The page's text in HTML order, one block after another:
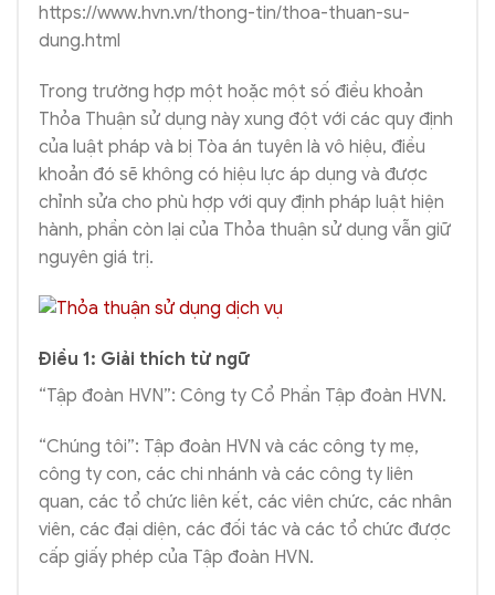
https://www.hvn.vn/thong-tin/thoa-thuan-su-
dung.html
Trong trường hợp một hoặc một số điều khoản
Thỏa Thuận sử dụng này xung đột với các quy định
của luật pháp và bị Tòa án tuyên là vô hiệu, điều
khoản đó sẽ không có hiệu lực áp dụng và được
chỉnh sửa cho phù hợp với quy định pháp luật hiện
hành, phần còn lại của Thỏa thuận sử dụng vẫn giữ
nguyên giá trị.
Điều 1: Giải thích từ ngữ
“Tập đoàn HVN”: Công ty Cổ Phần Tập đoàn HVN.
“Chúng tôi”: Tập đoàn HVN và các công ty mẹ,
công ty con, các chi nhánh và các công ty liên
quan, các tổ chức liên kết, các viên chức, các nhân
viên, các đại diện, các đối tác và các tổ chức được
cấp giấy phép của Tập đoàn HVN.